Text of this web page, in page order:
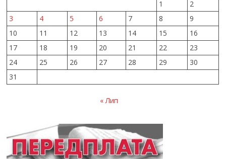
1
2
3
4 5 6 7 8
9
10
11 12 13 14 15
16
17
18 19 20 21 22
23
24
25 26 27 28 29
30
31
« Лип